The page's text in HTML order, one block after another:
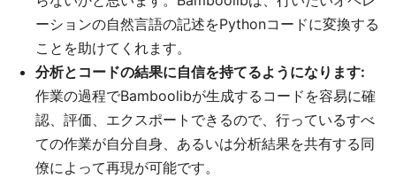
ーションの自然言語の記述をPythonコードに変換する
ことを助けてくれます。
分析とコードの結果に自信を持てるようになります:
作業の過程でBamboolibが生成するコードを容易に確
認、評価、エクスポートできるので、行っているすべ
ての作業が自分自身、あるいは分析結果を共有する同
僚によって再現が可能です。